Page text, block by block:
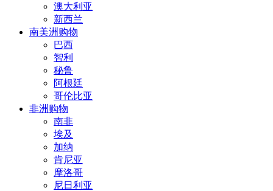
澳大利亚
新西兰
南美洲购物
巴西
智利
秘鲁
阿根廷
哥伦比亚
非洲购物
南非
埃及
加纳
肯尼亚
摩洛哥
尼日利亚